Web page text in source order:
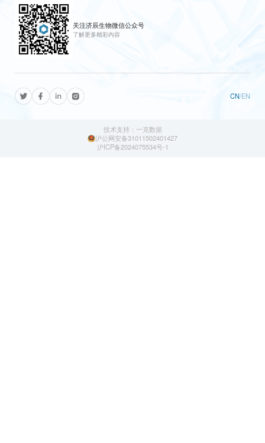
关注济辰生物微信公众号
了解更多精彩内容
CN/EN
技术支持：一克数据
沪公网安备31011502401427
沪ICP备2024075534号-1